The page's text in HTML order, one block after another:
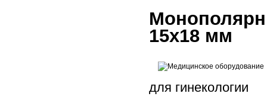
15х18 мм
для гинекологии